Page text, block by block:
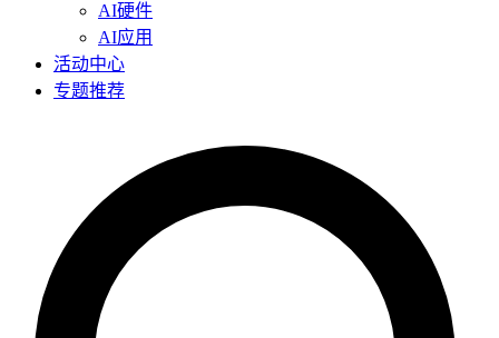
AI硬件
AI应用
活动中心
专题推荐